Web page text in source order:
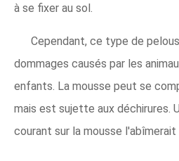
à se fixer au sol.
Cependant, ce type de
dommages causés par les
enfants. La mousse peut se
mais est sujette aux déchirures.
courant sur la mousse